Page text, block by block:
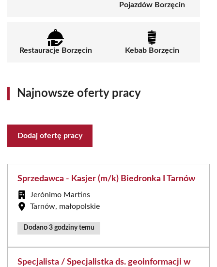
Pojazdów Borzęcin
Restauracje Borzęcin Kebab Borzęcin
Najnowsze oferty pracy
Dodaj ofertę pracy
Sprzedawca - Kasjer (m/k) Biedronka I Tarnów
Jerónimo Martins
Tarnów, małopolskie
Dodano 3 godziny temu
Specjalista / Specjalistka ds. geoinformacji w